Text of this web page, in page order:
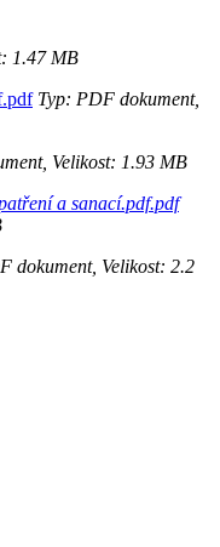
1.47 MB
Typ: PDF dokument,
Velikost: 1.93 MB
a sanací.pdf.pdf
dokument, Velikost: 2.2